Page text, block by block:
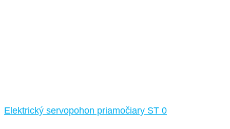
Elektrický servopohon priamočiary ST 0